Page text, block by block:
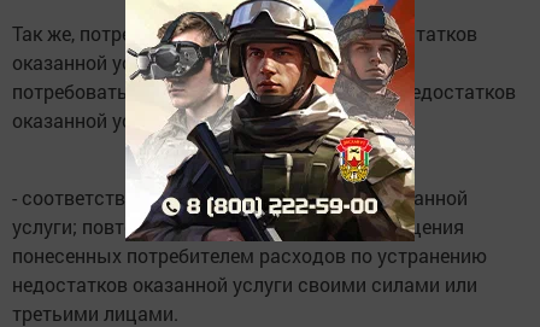
Так же, потребитель при обнаружении недостатков
оказанной услуги вправе по своему выбору
потребовать: безвозмездного устранения недостатков
оказанной услуги;
- соответствующего уменьшения цены оказанной
услуги; повторного оказания услуги, возмещения
понесенных потребителем расходов по устранению
недостатков оказанной услуги своими силами или
третьими лицами.